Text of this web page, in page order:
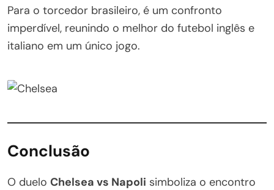
Para o torcedor brasileiro, é um confronto
imperdível, reunindo o melhor do futebol inglês e
italiano em um único jogo.
Conclusão
O duelo Chelsea vs Napoli simboliza o encontro